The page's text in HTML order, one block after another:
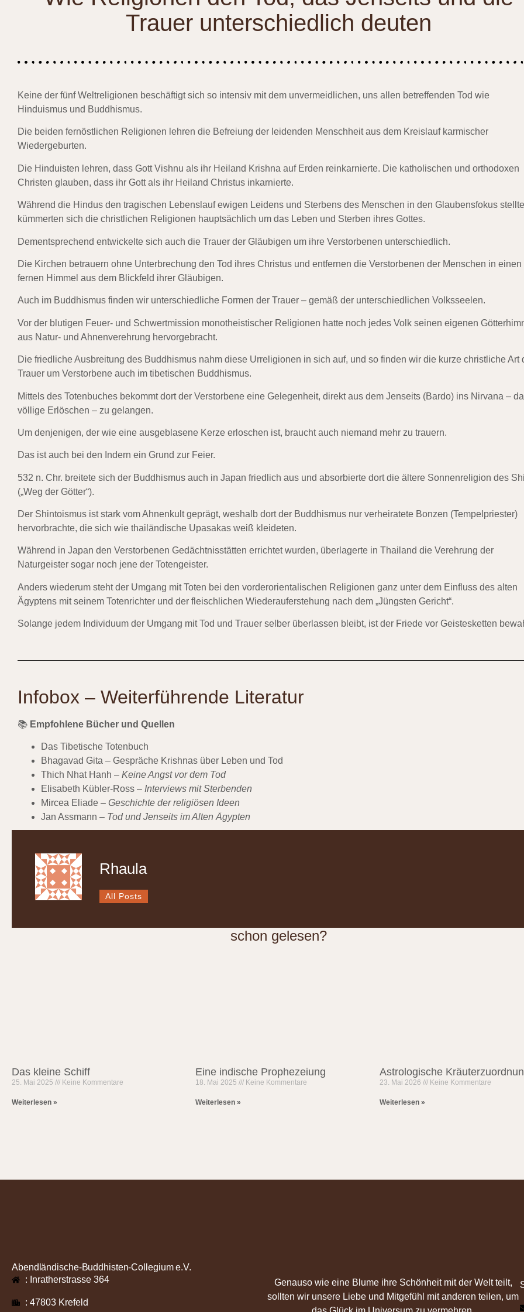
Trauer unterschiedlich deuten
Keine der fünf Weltreligionen beschäftigt sich so intensiv mit dem unvermeidlichen, uns allen betreffenden Tod wie
Hinduismus und Buddhismus.
Die beiden fernöstlichen Religionen lehren die Befreiung der leidenden Menschheit aus dem Kreislauf karmischer
Wiedergeburten.
Die Hinduisten lehren, dass Gott Vishnu als ihr Heiland Krishna auf Erden reinkarnierte. Die katholischen und orthodoxen
Christen glauben, dass ihr Gott als ihr Heiland Christus inkarnierte.
Während die Hindus den tragischen Lebenslauf ewigen Leidens und Sterbens des Menschen in den Glaubensfokus
kümmerten sich die christlichen Religionen hauptsächlich um das Leben und Sterben ihres Gottes.
Dementsprechend entwickelte sich auch die Trauer der Gläubigen um ihre Verstorbenen unterschiedlich.
Die Kirchen betrauern ohne Unterbrechung den Tod ihres Christus und entfernen die Verstorbenen der Menschen in einen
fernen Himmel aus dem Blickfeld ihrer Gläubigen.
Auch im Buddhismus finden wir unterschiedliche Formen der Trauer – gemäß der unterschiedlichen Volksseelen.
Vor der blutigen Feuer- und Schwertmission monotheistischer Religionen hatte noch jedes Volk seinen eigenen
aus Natur- und Ahnenverehrung hervorgebracht.
Die friedliche Ausbreitung des Buddhismus nahm diese Urreligionen in sich auf, und so finden wir die kurze christliche Art
Trauer um Verstorbene auch im tibetischen Buddhismus.
Mittels des Totenbuches bekommt dort der Verstorbene eine Gelegenheit, direkt aus dem Jenseits (Bardo) ins Nirvana –
völlige Erlöschen – zu gelangen.
Um denjenigen, der wie eine ausgeblasene Kerze erloschen ist, braucht auch niemand mehr zu trauern.
Das ist auch bei den Indern ein Grund zur Feier.
532 n. Chr. breitete sich der Buddhismus auch in Japan friedlich aus und absorbierte dort die ältere Sonnenreligion des
(„Weg der Götter“).
Der Shintoismus ist stark vom Ahnenkult geprägt, weshalb dort der Buddhismus nur verheiratete Bonzen (Tempelpriester)
hervorbrachte, die sich wie thailändische Upasakas weiß kleideten.
Während in Japan den Verstorbenen Gedächtnisstätten errichtet wurden, überlagerte in Thailand die Verehrung der
Naturgeister sogar noch jene der Totengeister.
Anders wiederum steht der Umgang mit Toten bei den vorderorientalischen Religionen ganz unter dem Einfluss des alten
Ägyptens mit seinem Totenrichter und der fleischlichen Wiederauferstehung nach dem „Jüngsten Gericht“.
Solange jedem Individuum der Umgang mit Tod und Trauer selber überlassen bleibt, ist der Friede vor Geistesketten
Infobox – Weiterführende Literatur
📚 Empfohlene Bücher und Quellen
Das Tibetische Totenbuch
Bhagavad Gita – Gespräche Krishnas über Leben und Tod
Thich Nhat Hanh – Keine Angst vor dem Tod
Elisabeth Kübler-Ross – Interviews mit Sterbenden
Mircea Eliade – Geschichte der religiösen Ideen
Jan Assmann – Tod und Jenseits im Alten Ägypten
Rhaula
All Posts
schon gelesen?
Das kleine Schiff
25. Mai 2025 Keine Kommentare
Weiterlesen »
Eine indische Prophezeiung
18. Mai 2025 Keine Kommentare
Weiterlesen »
Astrologische
23. Mai 2026 Keine Kommentare
Weiterlesen »
Abendländische-Buddhisten-Collegium e.V.
: Inratherstrasse 364
: 47803 Krefeld
Genauso wie eine Blume ihre Schönheit mit der Welt teilt,
sollten wir unsere Liebe und Mitgefühl mit anderen teilen, um